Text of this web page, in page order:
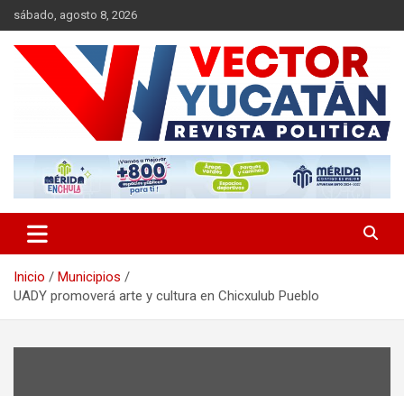
Saltar
al
contenido
sábado, agosto 8, 2026
Vector Yucatán
Inicio
Municipios
UADY promoverá arte y cultura en Chicxulub Pueblo